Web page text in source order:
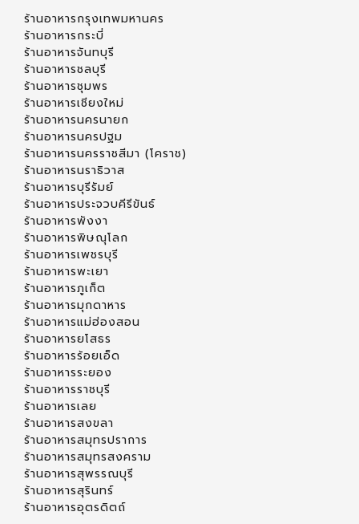
ร้านอาหารกรุงเทพมหานคร
ร้านอาหารกระบี่
ร้านอาหารจันทบุรี
ร้านอาหารชลบุรี
ร้านอาหารชุมพร
ร้านอาหารเชียงใหม่
ร้านอาหารนครนายก
ร้านอาหารนครปฐม
ร้านอาหารนครราชสีมา (โคราช)
ร้านอาหารนราธิวาส
ร้านอาหารบุรีรัมย์
ร้านอาหารประจวบคีรีขันธ์
ร้านอาหารพังงา
ร้านอาหารพิษณุโลก
ร้านอาหารเพชรบุรี
ร้านอาหารพะเยา
ร้านอาหารภูเก็ต
ร้านอาหารมุกดาหาร
ร้านอาหารแม่ฮ่องสอน
ร้านอาหารยโสธร
ร้านอาหารร้อยเอ็ด
ร้านอาหารระยอง
ร้านอาหารราชบุรี
ร้านอาหารเลย
ร้านอาหารสงขลา
ร้านอาหารสมุทรปราการ
ร้านอาหารสมุทรสงคราม
ร้านอาหารสุพรรณบุรี
ร้านอาหารสุรินทร์
ร้านอาหารอุตรดิตถ์